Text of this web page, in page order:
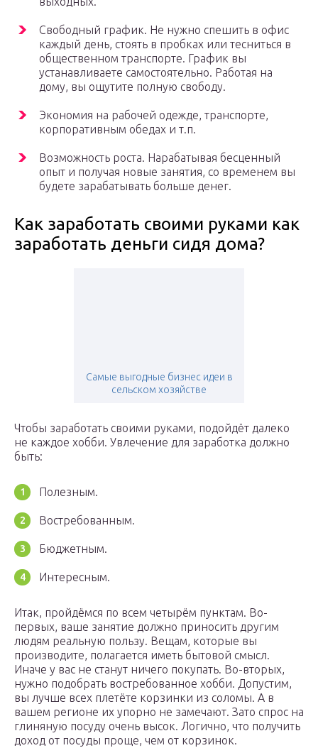
Свободный график. Не нужно спешить в офис
каждый день, стоять в пробках или тесниться в
общественном транспорте. График вы
устанавливаете самостоятельно. Работая на
дому, вы ощутите полную свободу.
Экономия на рабочей одежде, транспорте,
корпоративным обедах и т.п.
Возможность роста. Нарабатывая бесценный
опыт и получая новые занятия, со временем вы
будете зарабатывать больше денег.
Как заработать своими руками как
заработать деньги сидя дома?
Самые выгодные бизнес идеи в
сельском хозяйстве
Чтобы заработать своими руками, подойдёт далеко
не каждое хобби. Увлечение для заработка должно
быть:
Полезным.
Востребованным.
Бюджетным.
Интересным.
Итак, пройдёмся по всем четырём пунктам. Во-
первых, ваше занятие должно приносить другим
людям реальную пользу. Вещам, которые вы
производите, полагается иметь бытовой смысл.
Иначе у вас не станут ничего покупать. Во-вторых,
нужно подобрать востребованное хобби. Допустим,
вы лучше всех плетёте корзинки из соломы. А в
вашем регионе их упорно не замечают. Зато спрос на
глиняную посуду очень высок. Логично, что получить
доход от посуды проще, чем от корзинок.